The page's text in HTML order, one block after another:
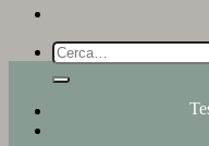
Cerca: